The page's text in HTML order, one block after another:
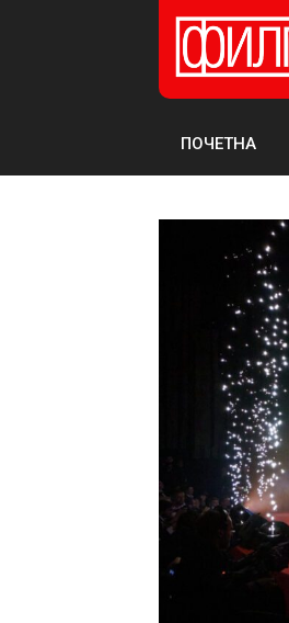
ПОЧЕТНА